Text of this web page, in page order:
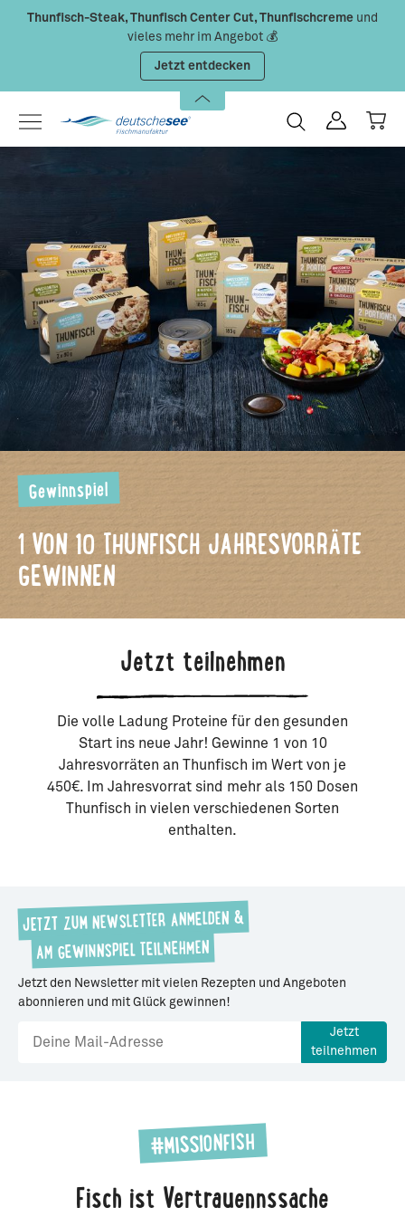
Zum Hauptinhalt springen
Thunfisch-Steak, Thunfisch Center Cut, Thunfischcreme und
vieles mehr im Angebot 💰
Jetzt entdecken
Gewinnspiel
1 VON 10 THUNFISCH JAHRESVORRÄTE
GEWINNEN
Jetzt teilnehmen
Die volle Ladung Proteine für den gesunden
Start ins neue Jahr! Gewinne 1 von 10
Jahresvorräten an Thunfisch im Wert von je
450€. Im Jahresvorrat sind mehr als 150 Dosen
Thunfisch in vielen verschiedenen Sorten
enthalten.
JETZT ZUM NEWSLETTER ANMELDEN &
AM GEWINNSPIEL TEILNEHMEN
Jetzt den Newsletter mit vielen Rezepten und Angeboten
abonnieren und mit Glück gewinnen!
Jetzt
teilnehmen
#MISSIONFISH
Fisch ist Vertrauennssache